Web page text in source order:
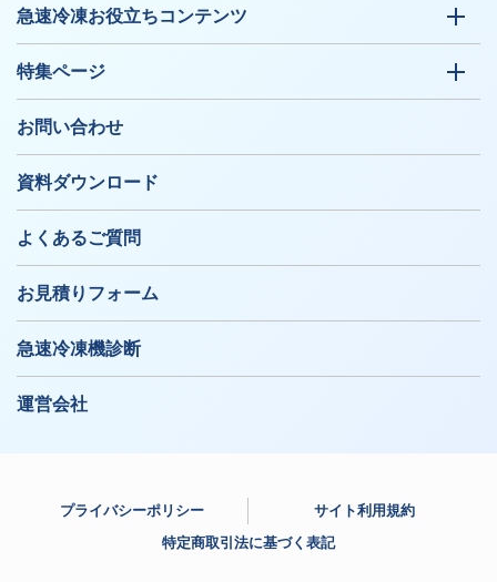
急速冷凍お役立ちコンテンツ
特集ページ
お問い合わせ
資料ダウンロード
よくあるご質問
お見積りフォーム
急速冷凍機診断
運営会社
プライバシーポリシー
サイト利用規約
特定商取引法に基づく表記